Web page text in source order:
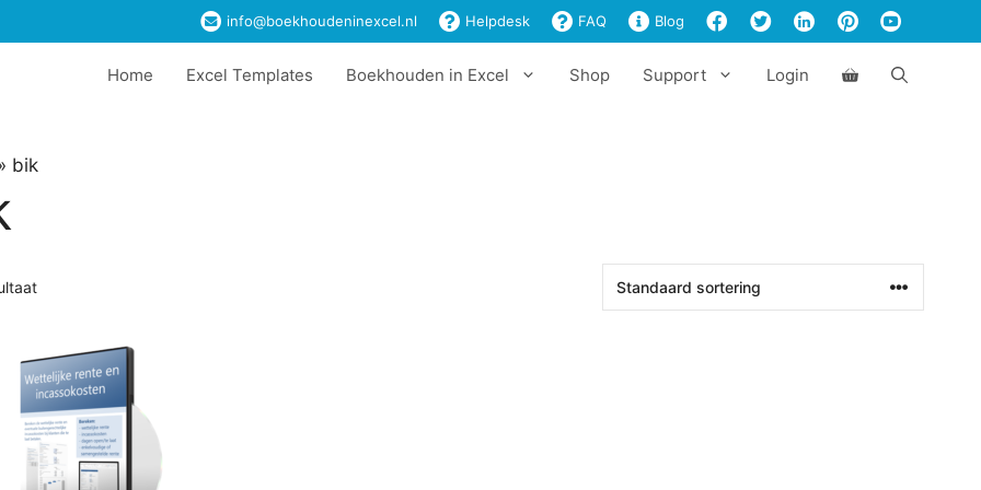
info@boekhoudeninexcel.nl Helpdesk FAQ Blog
Home Excel Templates Boekhouden in Excel Shop Support Login
bik